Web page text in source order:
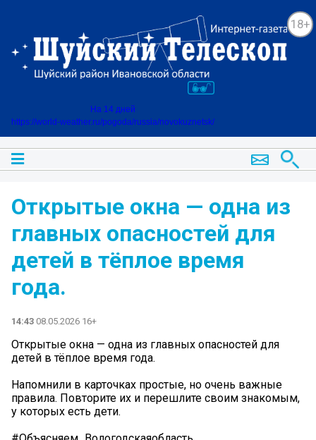
18+
На 14 дней
https://world-weather.ru/pogoda/russia/novokuznetsk/
Открытые окна — одна из
главных опасностей для
детей в тёплое время
года.
14:43 08.05.2026 16+
Открытые окна — одна из главных опасностей для
детей в тёплое время года.
Напомнили в карточках простые, но очень важные
правила. Повторите их и перешлите своим знакомым,
у которых есть дети.